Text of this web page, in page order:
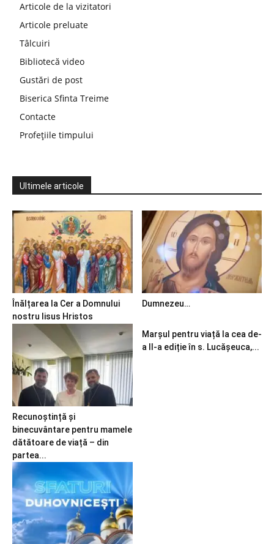
Articole de la vizitatori
Articole preluate
Tâlcuiri
Bibliotecă video
Gustări de post
Biserica Sfinta Treime
Contacte
Profețiile timpului
Ultimele articole
Înălțarea la Cer a Domnului
nostru Iisus Hristos
Dumnezeu…
Recunoștință și
binecuvântare pentru mamele
dătătoare de viață – din
partea...
Marșul pentru viață la cea de-
a II-a ediție în s. Lucășeuca,...